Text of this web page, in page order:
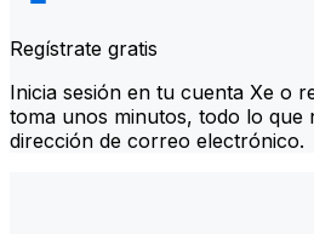
Regístrate gratis
Inicia sesión en tu cuenta Xe o
toma unos minutos, todo lo que
dirección de correo electrónico.